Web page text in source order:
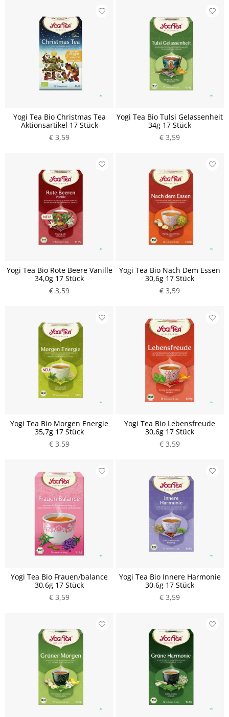
Yogi Tea Bio Christmas Tea
Aktionsartikel 17 Stück
€ 3,59
Yogi Tea Bio Tulsi Gelassenheit
34g 17 Stück
€ 3,59
Yogi Tea Bio Rote Beere Vanille
34,0g 17 Stück
€ 3,59
Yogi Tea Bio Nach Dem Essen
30,6g 17 Stück
€ 3,59
Yogi Tea Bio Morgen Energie
35,7g 17 Stück
€ 3,59
Yogi Tea Bio Lebensfreude
30,6g 17 Stück
€ 3,59
Yogi Tea Bio Frauen/balance
30,6g 17 Stück
€ 3,59
Yogi Tea Bio Innere Harmonie
30,6g 17 Stück
€ 3,59